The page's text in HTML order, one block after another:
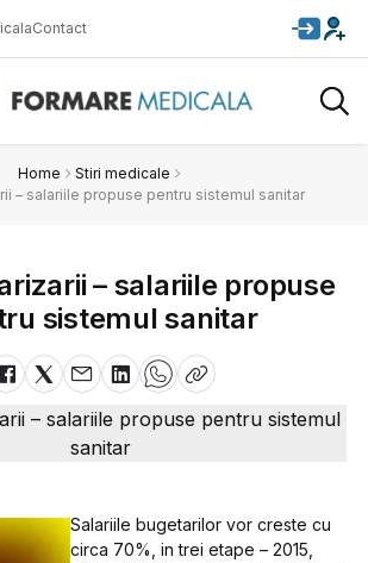
Contact
Home
Stiri medicale
– salariile propuse pentru sistemul sanitar
– salariile propuse
sistemul sanitar
Salariile bugetarilor vor creste cu
circa 70%, in trei etape – 2015,